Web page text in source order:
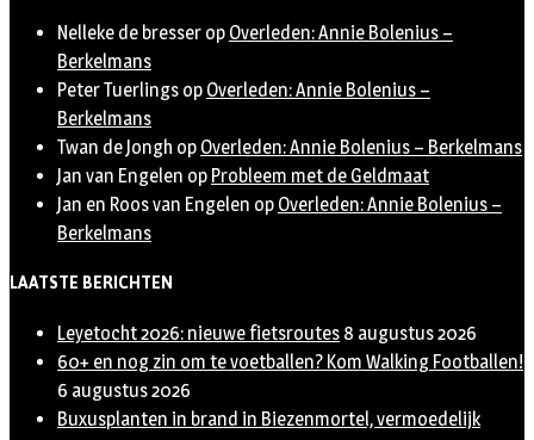
Nelleke de bresser op Overleden: Annie Bolenius –
Berkelmans
Peter Tuerlings op Overleden: Annie Bolenius –
Berkelmans
Twan de Jongh op Overleden: Annie Bolenius – Berkelmans
Jan van Engelen op Probleem met de Geldmaat
Jan en Roos van Engelen op Overleden: Annie Bolenius –
Berkelmans
LAATSTE BERICHTEN
Leyetocht 2026: nieuwe fietsroutes 8 augustus 2026
60+ en nog zin om te voetballen? Kom Walking Footballen!
6 augustus 2026
Buxusplanten in brand in Biezenmortel, vermoedelijk